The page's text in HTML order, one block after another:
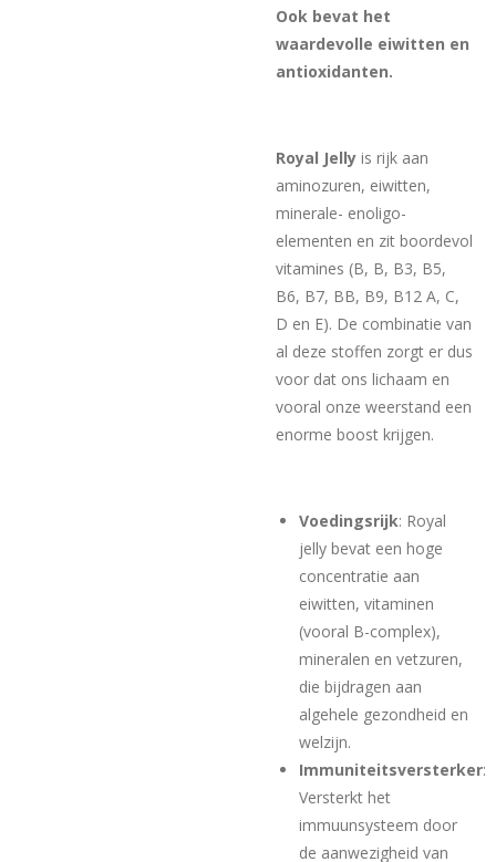
Ook bevat het
waardevolle eiwitten en
antioxidanten.
Royal Jelly is rijk aan
aminozuren, eiwitten,
minerale- enoligo-
elementen en zit boordevol
vitamines (B, B, B3, B5,
B6, B7, BB, B9, B12 A, C,
D en E). De combinatie van
al deze stoffen zorgt er dus
voor dat ons lichaam en
vooral onze weerstand een
enorme boost krijgen.
Voedingsrijk: Royal
jelly bevat een hoge
concentratie aan
eiwitten, vitaminen
(vooral B-complex),
mineralen en vetzuren,
die bijdragen aan
algehele gezondheid en
welzijn.
Immuniteitsversterker:
Versterkt het
immuunsysteem door
de aanwezigheid van